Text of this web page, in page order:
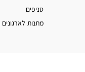
סניפים
מתנות לארגונים